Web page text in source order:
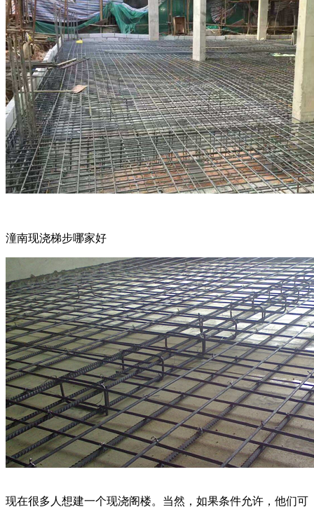
潼南现浇梯步哪家好
现在很多人想建一个现浇阁楼。当然，如果条件允许，他们可